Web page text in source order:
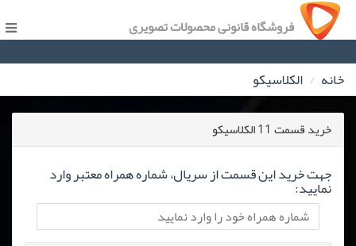
فروشگاه قانونی محصولات تصویری
خانه الکلاسیکو
خرید قسمت 11 الکلاسیکو
جهت خرید این قسمت از سریال، شماره همراه معتبر وارد
نمایید: